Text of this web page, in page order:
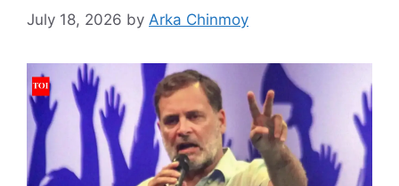
July 18, 2026 by Arka Chinmoy